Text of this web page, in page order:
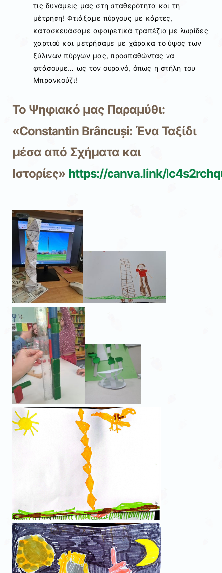
τις δυνάμεις μας στη σταθερότητα και τη
μέτρηση! Φτιάξαμε πύργους με κάρτες,
κατασκευάσαμε αφαιρετικά τραπέζια με λωρίδες
χαρτιού και μετρήσαμε με χάρακα το ύψος των
ξύλινων πύργων μας, προσπαθώντας να
φτάσουμε… ως τον ουρανό, όπως η στήλη του
Μπρανκούζι!
Το Ψηφιακό μας Παραμύθι:
«Constantin Brâncuși: Ένα Ταξίδι
μέσα από Σχήματα και
Ιστορίες» https://canva.link/